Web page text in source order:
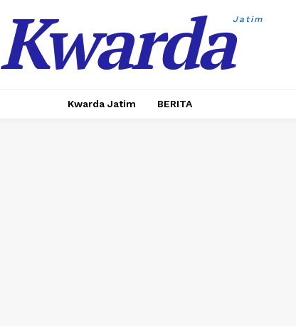
KwardaJatim
Kwarda Jatim BERITA